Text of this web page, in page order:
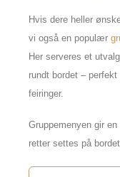
Hvis dere heller
vi også en populær
Her serveres et
rundt bordet –
feiringer.
Gruppemenyen gir
retter settes på